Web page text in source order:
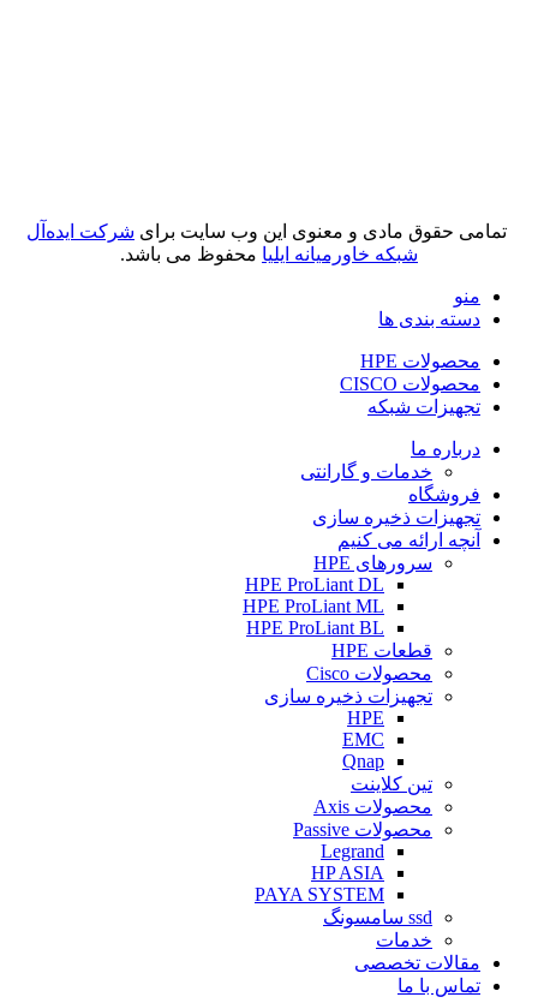
تمامی حقوق مادی و معنوی این وب سایت برای شرکت ایده‌آل
شبکه خاورمیانه ایلیا محفوظ می باشد.
منو
دسته بندی ها
محصولات HPE
محصولات CISCO
تجهیزات شبکه
درباره ما
خدمات و گارانتی
فروشگاه
تجهیزات ذخیره سازی
آنچه ارائه می کنیم
سرورهای HPE
HPE ProLiant DL
HPE ProLiant ML
HPE ProLiant BL
قطعات HPE
محصولات Cisco
تجهیزات ذخیره سازی
HPE
EMC
Qnap
تین کلاینت
محصولات Axis
محصولات Passive
Legrand
HP ASIA
PAYA SYSTEM
ssd سامسونگ
خدمات
مقالات تخصصی
تماس با ما